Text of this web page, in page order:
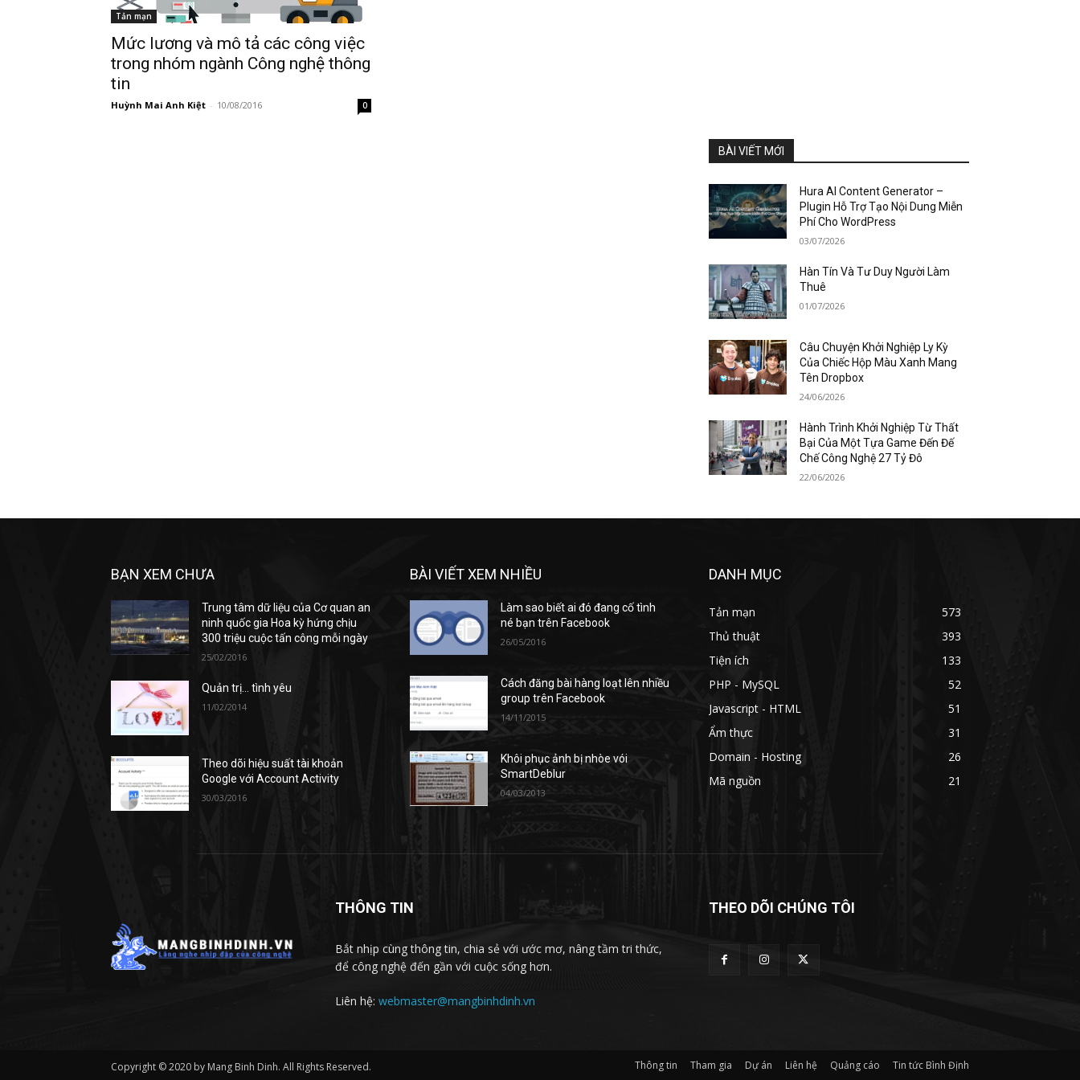
Tản mạn
Mức lương và mô tả các công việc
trong nhóm ngành Công nghệ thông
tin
Huỳnh Mai Anh Kiệt - 10/08/2016 0
BÀI VIẾT MỚI
Hura AI Content Generator –
Plugin Hỗ Trợ Tạo Nội Dung Miễn
Phí Cho WordPress
03/07/2026
Hàn Tín Và Tư Duy Người Làm
Thuê
01/07/2026
Câu Chuyện Khởi Nghiệp Ly Kỳ
Của Chiếc Hộp Màu Xanh Mang
Tên Dropbox
24/06/2026
Hành Trình Khởi Nghiệp Từ Thất
Bại Của Một Tựa Game Đến Đế
Chế Công Nghệ 27 Tỷ Đô
22/06/2026
BẠN XEM CHƯA
Trung tâm dữ liệu của Cơ quan an
ninh quốc gia Hoa kỳ hứng chịu
300 triệu cuộc tấn công mỗi ngày
25/02/2016
Quản trị… tình yêu
11/02/2014
Theo dõi hiệu suất tài khoản
Google với Account Activity
30/03/2016
BÀI VIẾT XEM NHIỀU
Làm sao biết ai đó đang cố tình
né bạn trên Facebook
26/05/2016
Cách đăng bài hàng loạt lên nhiều
group trên Facebook
14/11/2015
Khôi phục ảnh bị nhòe vói
SmartDeblur
04/03/2013
DANH MỤC
Tản mạn
573
Thủ thuật
393
Tiện ích
133
PHP - MySQL
52
Javascript - HTML
51
Ẩm thực
31
Domain - Hosting
26
Mã nguồn
21
THÔNG TIN
Bắt nhịp cùng thông tin, chia sẻ với ước mơ, nâng tầm tri thức,
để công nghệ đến gần với cuộc sống hơn.
Liên hệ: webmaster@mangbinhdinh.vn
THEO DÕI CHÚNG TÔI
Copyright © 2020 by Mang Binh Dinh. All Rights Reserved. Thông tin Tham gia Dự án Liên hệ Quảng cáo Tin tức Bình Định